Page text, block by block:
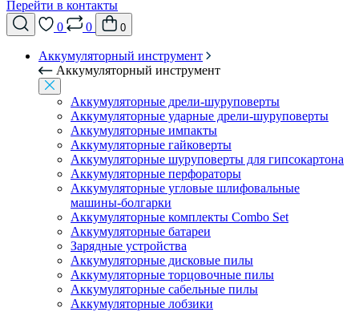
Перейти в контакты
0
0 0
Аккумуляторный инструмент
Аккумуляторный инструмент
Аккумуляторные дрели-шуруповерты
Аккумуляторные ударные дрели-шуруповерты
Аккумуляторные импакты
Аккумуляторные гайковерты
Аккумуляторные шуруповерты для гипсокартона
Аккумуляторные перфораторы
Аккумуляторные угловые шлифовальные
машины-болгарки
Аккумуляторные комплекты Combo Set
Аккумуляторные батареи
Зарядные устройства
Аккумуляторные дисковые пилы
Аккумуляторные торцовочные пилы
Аккумуляторные сабельные пилы
Аккумуляторные лобзики